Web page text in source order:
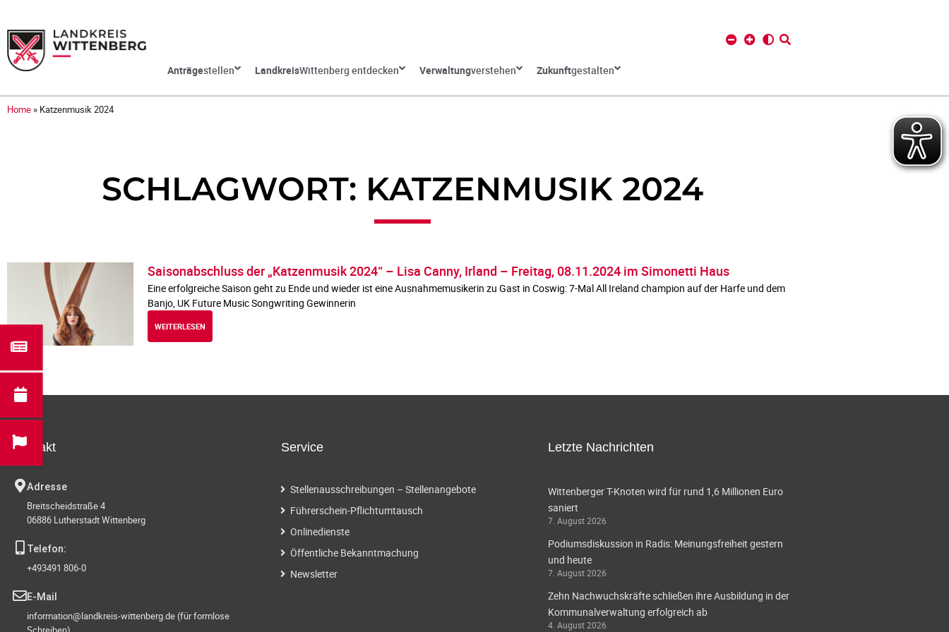
Anträgestellen LandkreisWittenberg entdecken Verwaltungverstehen Zukunftgestalten
Home » Katzenmusik 2024
SCHLAGWORT: KATZENMUSIK 2024
Saisonabschluss der „Katzenmusik 2024“ – Lisa Canny, Irland – Freitag, 08.11.2024 im Simonetti Haus
Eine erfolgreiche Saison geht zu Ende und wieder ist eine Ausnahmemusikerin zu Gast in Coswig: 7-Mal All Ireland champion auf der Harfe und dem
Banjo, UK Future Music Songwriting Gewinnerin
WEITERLESEN
Kontakt
Adresse
Breitscheidstraße 4
06886 Lutherstadt Wittenberg
Telefon:
+493491 806-0
E-Mail
information@landkreis-wittenberg.de (für formlose
Service
Stellenausschreibungen – Stellenangebote
Führerschein-Pflichtumtausch
Onlinedienste
Öffentliche Bekanntmachung
Newsletter
Letzte Nachrichten
Wittenberger T-Knoten wird für rund 1,6 Millionen Euro
saniert
7. August 2026
Podiumsdiskussion in Radis: Meinungsfreiheit gestern
und heute
7. August 2026
Zehn Nachwuchskräfte schließen ihre Ausbildung in der
Kommunalverwaltung erfolgreich ab
4. August 2026